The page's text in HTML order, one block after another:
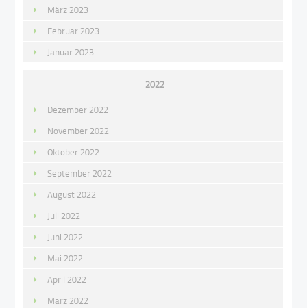
März 2023
Februar 2023
Januar 2023
2022
Dezember 2022
November 2022
Oktober 2022
September 2022
August 2022
Juli 2022
Juni 2022
Mai 2022
April 2022
März 2022